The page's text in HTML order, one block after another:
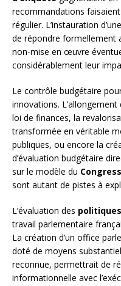
recommandations faisaient
régulier. L’instauration
de répondre formellement
non-mise en œuvre
considérablement leur
Le contrôle budgétaire
innovations.
loi de finances, la
transformée en véritable
publiques, ou encore la
d’évaluation budgétaire
sur le modèle du
sont autant de pistes à
L’évaluation des
travail parlementaire
La création d’un office
doté de moyens
reconnue, permettrait de
informationnelle avec